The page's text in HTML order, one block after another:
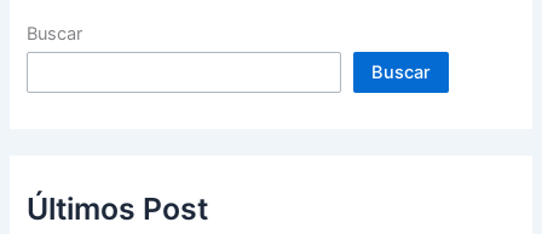
Buscar
Buscar
Últimos Post